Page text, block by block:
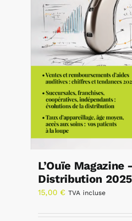
L’Ouïe
Distribution
15,00 € TVA incluse